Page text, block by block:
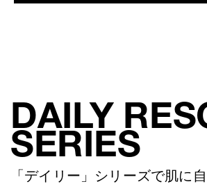
DAILY
SERIES
「デイリー」シリーズで肌に